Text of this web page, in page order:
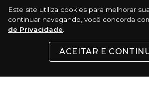
Este site utiliza cookies para melhorar
continuar navegando, você concorda
de Privacidade
ACEITAR E